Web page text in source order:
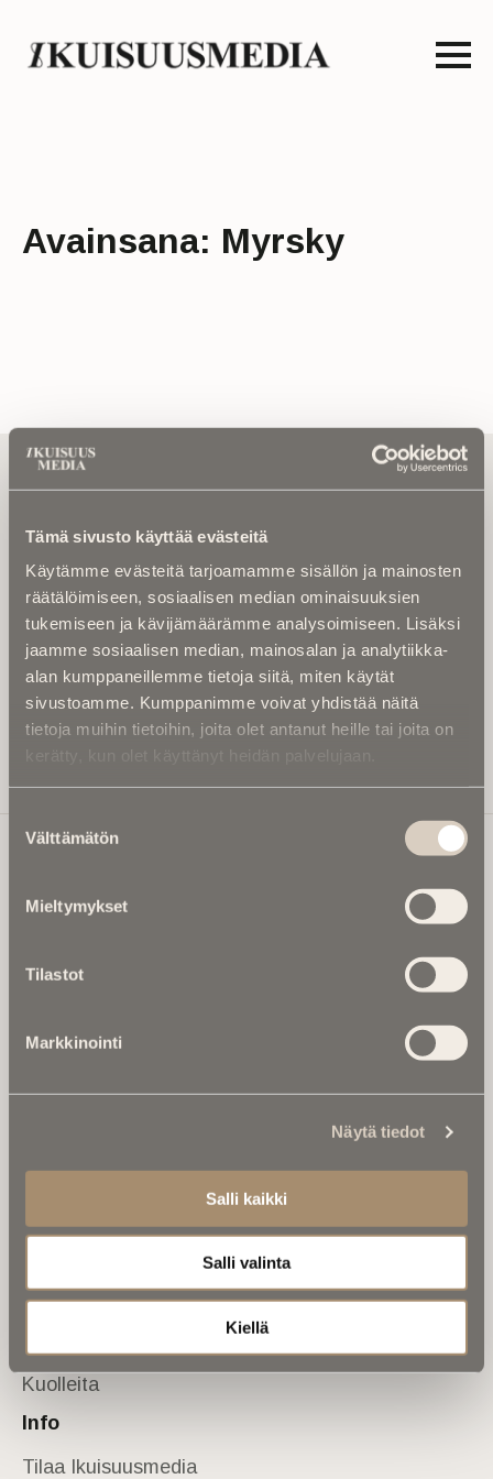
Tämä sivusto käyttää evästeitä
Käytämme evästeitä tarjoamamme sisällön ja mainosten
räätälöimiseen, sosiaalisen median ominaisuuksien
tukemiseen ja kävijämäärämme analysoimiseen. Lisäksi
jaamme sosiaalisen median, mainosalan ja analytiikka-
alan kumppaneillemme tietoja siitä, miten käytät
sivustoamme. Kumppanimme voivat yhdistää näitä
tietoja muihin tietoihin, joita olet antanut heille tai joita on
kerätty, kun olet käyttänyt heidän palvelujaan.
valinta
Välttämätön
Mieltymykset
Tilastot
Markkinointi
Näytä tiedot
Salli kaikki
Salli valinta
Kiellä
Avainsana: Myrsky
Tilaa uutiskirje - Pääset heti parhaiden
artikkelien pariin!
Kirjoita alle sähköpostiosoitteesi niin saat kaksi kertaa
etteivät kiinnostavat artikkelit jää huomaamatta.
Uutiskirje on maksuton eikä se velvoita mihinkään.
Kirjoita tähän sähköpostiosoite, johon haluat uutiskirjeen
tulevan:
Tilaa Uutiskirje
Ikuisuusmedia
valtakunnallinen mediabrändi. Julkaisemme uusimmat
kuolinuutiset ja kuolintiedot.
Anna palautetta
Muistokirjoituksia
Kuolema koskettaa
Asiantuntijoilta
Kuolleita
Info
Tilaa Ikuisuusmedia